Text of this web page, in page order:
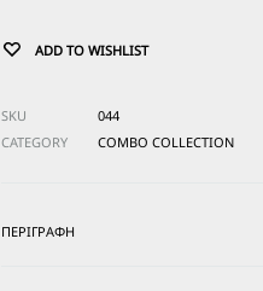
ADD TO WISHLIST
SKU
044
CATEGORY
COMBO COLLECTION
ΠΕΡΙΓΡΑΦΉ